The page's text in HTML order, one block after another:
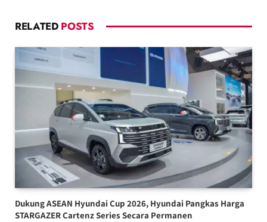
RELATED POSTS
Dukung ASEAN Hyundai Cup 2026, Hyundai Pangkas Harga
STARGAZER Cartenz Series Secara Permanen